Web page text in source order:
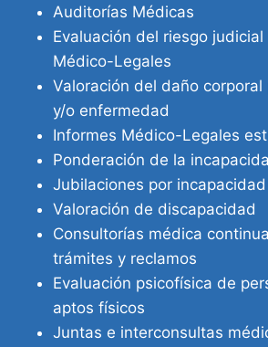
Auditorías Médicas
Evaluación del riesgo
Médico-Legales
Valoración del daño
y/o enfermedad
Informes Médico-Legales
Ponderación de la
Jubilaciones por incapacidad
Valoración de discapacidad
Consultorías médica
trámites y reclamos
Evaluación psicofísica de
aptos físicos
Juntas e interconsultas